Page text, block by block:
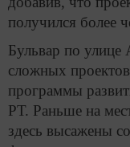
получился более
Бульвар по
сложных
программы
РТ. Раньше на
здесь высажены